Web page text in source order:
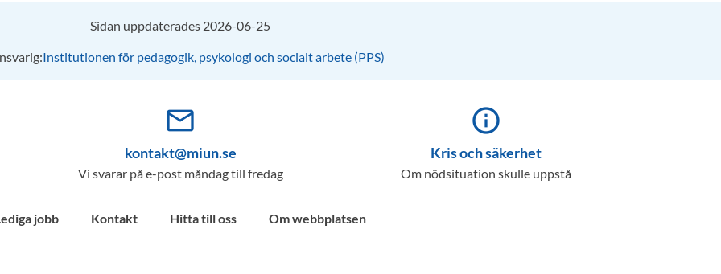
Sidan uppdaterades 2026-06-25
Institutionen för pedagogik, psykologi och socialt arbete (PPS)
mail_outline
kontakt@miun.se
Vi svarar på e-post måndag till fredag
info_outline
Kris och säkerhet
Om nödsituation skulle uppstå
jobb Kontakt Hitta till oss Om webbplatsen